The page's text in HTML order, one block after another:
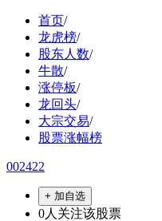
首页/
龙虎榜/
股东人数/
牛散/
涨停板/
龙回头/
大宗交易/
股票涨幅榜
002422
+ 加自选
0人关注该股票